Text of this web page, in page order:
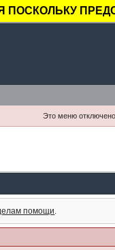
Это меню отключено
помощи.